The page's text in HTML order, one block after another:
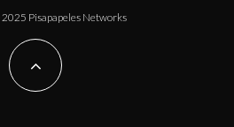
Pisapapeles Networks